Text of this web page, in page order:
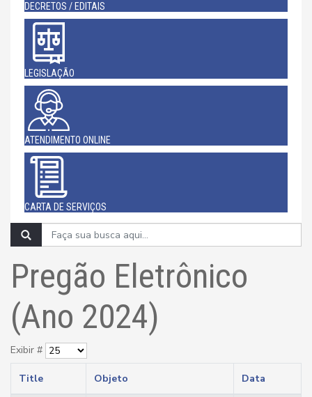
DECRETOS / EDITAIS
LEGISLAÇÃO
ATENDIMENTO ONLINE
CARTA DE SERVIÇOS
Pregão Eletrônico
(Ano 2024)
Exibir #
Title Objeto Data